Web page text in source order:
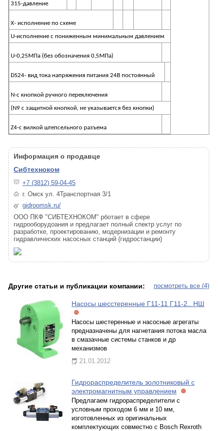
315-давление
Х- исполнение по схеме
U-исполнение с пониженным минимальным давлением
U-0,25МПа (без обозначения 0,5МПа)
DS24- вид тока напряжения питания 24В постоянный
N-c кнопкой ручного переключения
(N9 с защитной кнопкой, не указывается без кнопки)
Z4-с вилкой штепсельного разъема
Информация о продавце
Сибтехноком
+7 (3812) 59-04-45
г. Омск ул. 4Транспортная 3/1
gidroomsk.ru/
ООО ПКФ "СИБТЕХНОКОМ" рботает в сфере
гидрооборудоания и предлагает полный спектр услуг по
разработке, проектированию, модернизации и ремонту
гидравлических насосных станций (гидростанции)
посмотреть все (4)
Другие статьи и публикации компании:
Насосы шесстеренные Г11-11 Г11-2.. НШ
Насосы шестеренные и насосные агрегаты
предназначены для нагнетания потока масла
в смазачные системы станков и др
механизмов
21.01.2012
Гидрораспределитель золотниковый с
электромагнитным управлением
Предлагаем гидрораспределители с
условным проходом 6 мм и 10 мм,
изготовленных из оригинальных
комплектующих совместно с Bosch Rexroth